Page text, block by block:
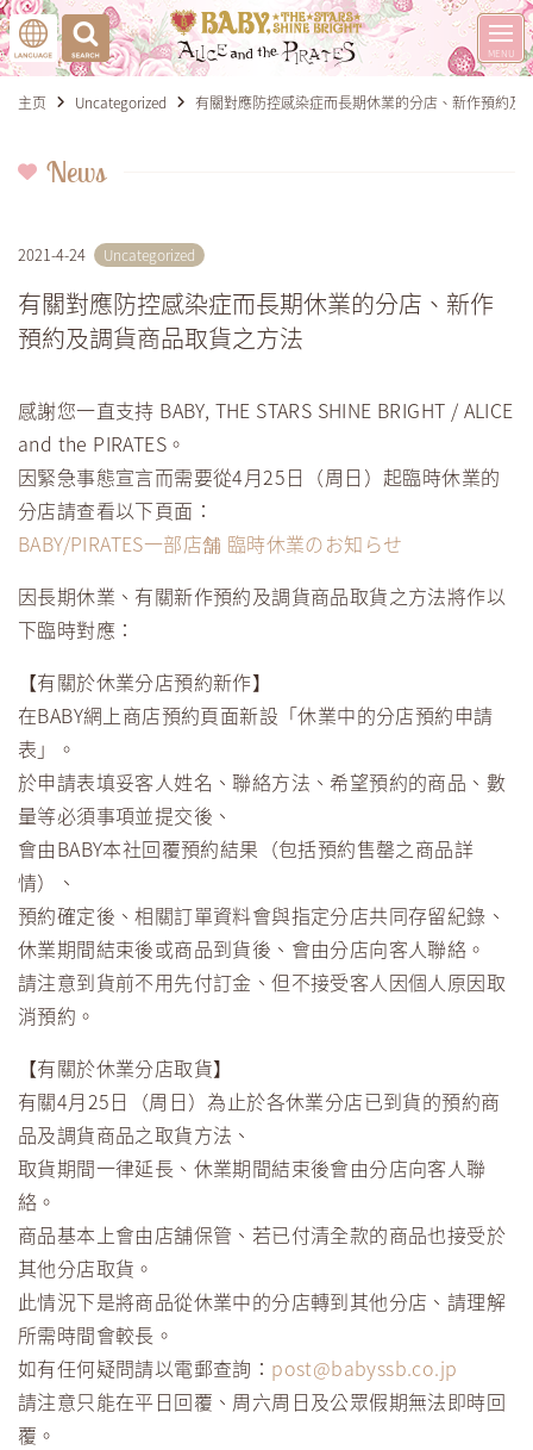
主页 Uncategorized 有關對應防控感染症而長期休業的分店、新作預約及
News
2021-4-24 Uncategorized
有關對應防控感染症而長期休業的分店、新作
預約及調貨商品取貨之方法
感謝您一直支持 BABY, THE STARS SHINE BRIGHT / ALICE
and the PIRATES。
因緊急事態宣言而需要從4月25日（周日）起臨時休業的
分店請查看以下頁面：
BABY/PIRATES一部店舗 臨時休業のお知らせ
因長期休業、有關新作預約及調貨商品取貨之方法將作以
下臨時對應：
【有關於休業分店預約新作】
在BABY網上商店預約頁面新設「休業中的分店預約申請
表」。
於申請表填妥客人姓名、聯絡方法、希望預約的商品、數
量等必須事項並提交後、
會由BABY本社回覆預約結果（包括預約售罄之商品詳
情）、
預約確定後、相關訂單資料會與指定分店共同存留紀錄、
休業期間結束後或商品到貨後、會由分店向客人聯絡。
請注意到貨前不用先付訂金、但不接受客人因個人原因取
消預約。
【有關於休業分店取貨】
有關4月25日（周日）為止於各休業分店已到貨的預約商
品及調貨商品之取貨方法、
取貨期間一律延長、休業期間結束後會由分店向客人聯
絡。
商品基本上會由店舖保管、若已付清全款的商品也接受於
其他分店取貨。
此情況下是將商品從休業中的分店轉到其他分店、請理解
所需時間會較長。
如有任何疑問請以電郵查詢： post@babyssb.co.jp
請注意只能在平日回覆、周六周日及公眾假期無法即時回
覆。